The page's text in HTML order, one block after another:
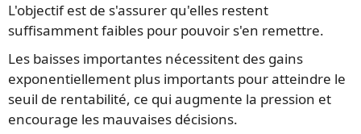
L'objectif est de s'assurer qu'elles restent
suffisamment faibles pour pouvoir s'en remettre.
Les baisses importantes nécessitent des gains
exponentiellement plus importants pour atteindre le
seuil de rentabilité, ce qui augmente la pression et
encourage les mauvaises décisions.